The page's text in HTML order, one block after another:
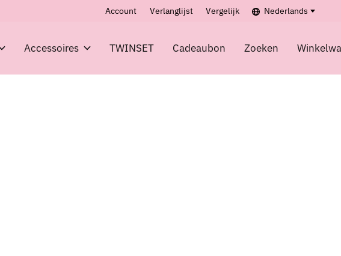
Account Verlanglijst Vergelijk Nederlands
Accessoires TWINSET Cadeaubon Zoeken